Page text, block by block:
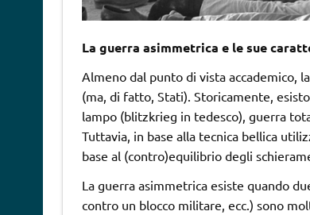
La guerra asimmetrica e le sue
Almeno dal punto di vista accademico,
(ma, di fatto, Stati). Storicamente,
lampo (blitzkrieg in tedesco), guerra
Tuttavia, in base alla tecnica bellica
base al (contro)equilibrio degli
La guerra asimmetrica esiste quando
contro un blocco militare, ecc.) sono